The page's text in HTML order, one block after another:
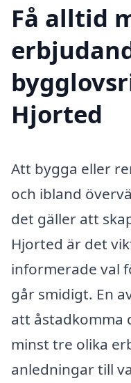
Få alltid
Hjorted
Att bygga eller
och ibland
det gäller att
Hjorted är det
informerade val
går smidigt. En
att åstadkomma
minst tre olika
anledningar till